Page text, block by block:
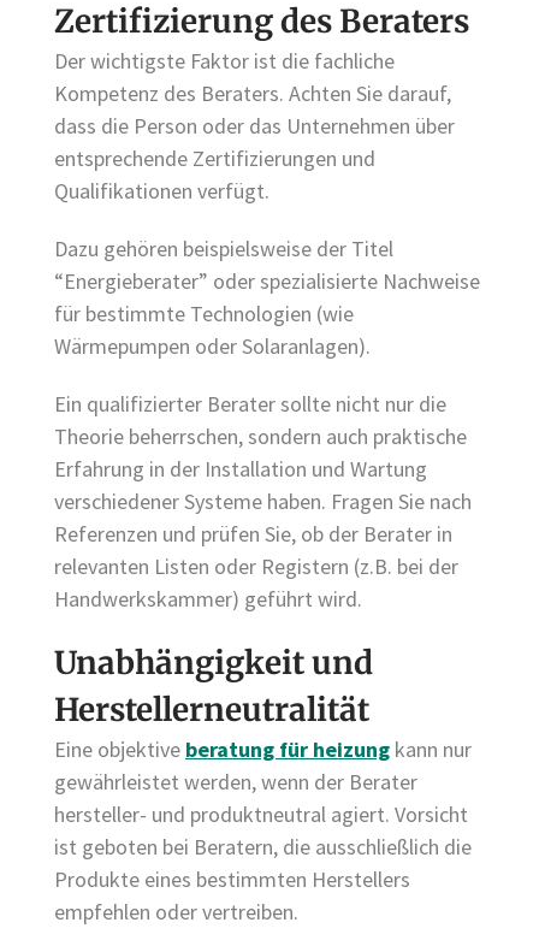
Zertifizierung des Beraters
Der wichtigste Faktor ist die fachliche
Kompetenz des Beraters. Achten Sie darauf,
dass die Person oder das Unternehmen über
entsprechende Zertifizierungen und
Qualifikationen verfügt.
Dazu gehören beispielsweise der Titel
“Energieberater” oder spezialisierte Nachweise
für bestimmte Technologien (wie
Wärmepumpen oder Solaranlagen).
Ein qualifizierter Berater sollte nicht nur die
Theorie beherrschen, sondern auch praktische
Erfahrung in der Installation und Wartung
verschiedener Systeme haben. Fragen Sie nach
Referenzen und prüfen Sie, ob der Berater in
relevanten Listen oder Registern (z.B. bei der
Handwerkskammer) geführt wird.
Unabhängigkeit und
Herstellerneutralität
Eine objektive beratung für heizung kann nur
gewährleistet werden, wenn der Berater
hersteller- und produktneutral agiert. Vorsicht
ist geboten bei Beratern, die ausschließlich die
Produkte eines bestimmten Herstellers
empfehlen oder vertreiben.